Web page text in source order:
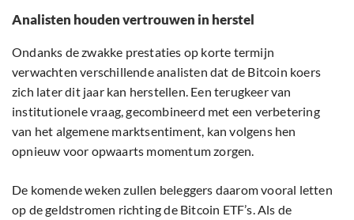
Analisten houden vertrouwen in herstel
Ondanks de zwakke prestaties op korte termijn
verwachten verschillende analisten dat de Bitcoin koers
zich later dit jaar kan herstellen. Een terugkeer van
institutionele vraag, gecombineerd met een verbetering
van het algemene marktsentiment, kan volgens hen
opnieuw voor opwaarts momentum zorgen.
De komende weken zullen beleggers daarom vooral letten
op de geldstromen richting de Bitcoin ETF’s. Als de